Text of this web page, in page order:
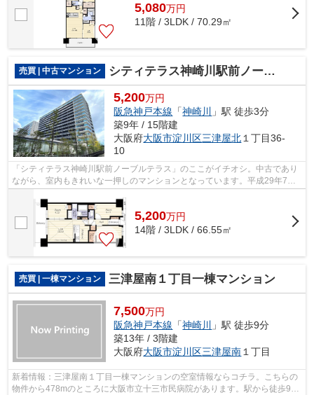
5,080万円
11階 / 3LDK / 70.29㎡
売買 | 中古マンション シティテラス神崎川駅前ノーブルテラス
5,200万円
阪急神戸本線 「神崎川
」駅 徒歩3分
築9年 / 15階建
大阪府大阪市淀川区三津屋北 １丁目36-
10
「シティテラス神崎川駅前ノーブルテラス」のここがイチオシ。中古であり
ながら、室内もきれいな一押しのマンションとなっています。平成29年7月
5,200万円
14階 / 3LDK / 66.55㎡
売買 | 一棟マンション 三津屋南１丁目一棟マンション
7,500万円
阪急神戸本線 「神崎川
」駅 徒歩9分
築13年 / 3階建
大阪府大阪市淀川区三津屋南 １丁目
新着情報：三津屋南１丁目一棟マンションの空室情報ならコチラ。こちらの
物件から478mのところに大阪市立十三市民病院があります。駅から徒歩9分